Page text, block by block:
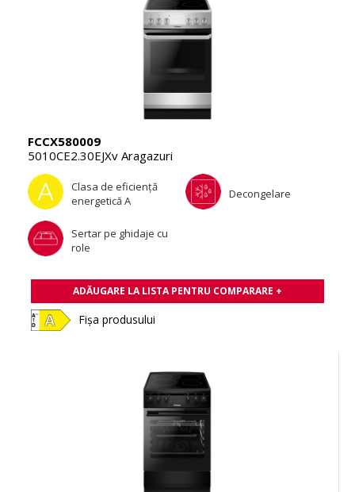
FCCX580009
5010CE2.30EJXv Aragazuri
Clasa de eficienţă
energetică A
Decongelare
Sertar pe ghidaje cu
role
ADĂUGARE LA LISTA PENTRU COMPARARE +
Fișa produsului